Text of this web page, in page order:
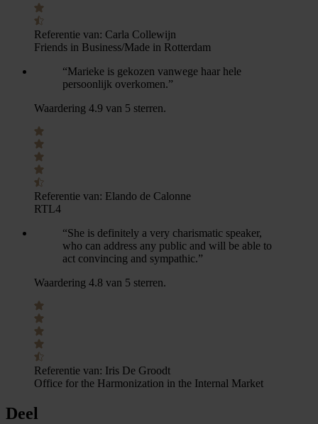
Referentie van: Carla Collewijn
Friends in Business/Made in Rotterdam
“Marieke is gekozen vanwege haar hele
persoonlijk overkomen.”
Waardering 4.9 van 5 sterren.
Referentie van: Elando de Calonne
RTL4
“She is definitely a very charismatic speaker,
who can address any public and will be able to
act convincing and sympathic.”
Waardering 4.8 van 5 sterren.
Referentie van: Iris De Groodt
Office for the Harmonization in the Internal Market
Deel